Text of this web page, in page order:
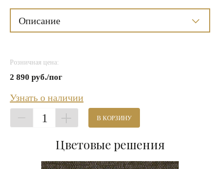
Описание
Розничная цена:
2 890 руб./пог
Узнать о наличии
1 В КОРЗИНУ
Цветовые решения